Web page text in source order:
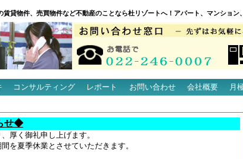
賃貸物件、売買物件など不動産のことなら杜リゾートへ！アパート、マンション
コンサルティング レポート お問い合わせ 会社概要 月
せ◆
厚く御礼申し上げます。
を夏季休業とさせていただきます。